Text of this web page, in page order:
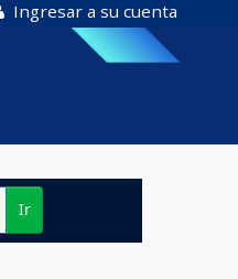
Ingresar a su cuenta
Ir